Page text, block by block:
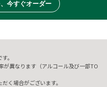
今すぐオーダー
。
が異なります（アルコール及び一部TO
く場合がございます。